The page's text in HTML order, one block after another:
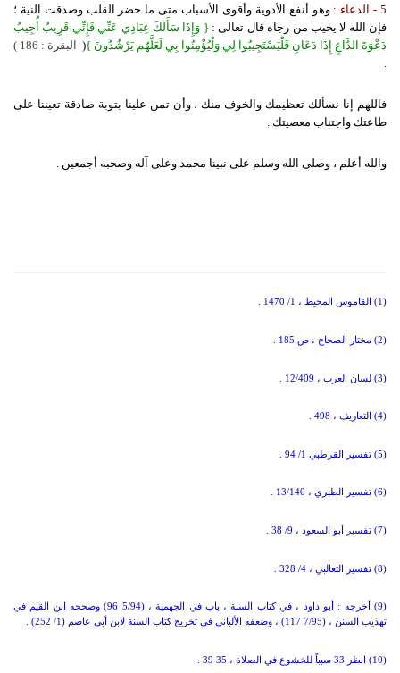
5 - الدعاء :
وهو أنفع الأدوية وأقوى الأسباب متى ما حضر القلب وصدقت النية ؛
فإن الله لا يخيب من رجاه قال تعالى : { وَإِذَا سَأَلَكَ عِبَادِي عَنِّي فَإِنِّي قَرِيبٌ أُجِيبُ
دَعْوَةَ الدَّاعِ إِذَا دَعَانِ فَلْيَسْتَجِيبُوا لِي وَلْيُؤْمِنُوا بِي لَعَلَّهُم يَرْشُدُونَ }) البقرة ( 186 :
.
فاللهم إنا نسألك تعظيمك والخوف منك ، وأن تمن علينا بتوبة صادقة تعيننا على
طاعتك واجتناب معصيتك .
والله أعلم ، وصلى الله وسلم على نبينا محمد وعلى آله وصحبه أجمعين .
(1) القاموس المحيط ، 1/ 1470 .
(2) مختار الصحاح ، ص 185 .
(3) لسان العرب ، 12/409 .
(4) التعاريف ، 498 .
(5) تفسير القرطبي 1/ 94 .
(6) تفسير الطبري ، 13/140 .
(7) تفسير أبو السعود ، 9/ 38 .
(8) تفسير الثعالبي ، 4/ 328 .
(9) أخرجه : أبو داود ، في كتاب السنة ، باب في الجهمية ، (5/94 96) وصححه ابن القيم في
تهذيب السنن ، (7/95 117) ، وضعفه الألباني في تخريج كتاب السنة لابن أبي عاصم (1/ 252) .
(10) انظر 33 سبباً للخشوع في الصلاة ، 35 39 .